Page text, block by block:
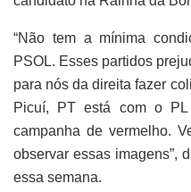
“Não tem a mínima
PSOL. Esses partidos
para nós da direita fazer
Picuí, PT está com o
campanha de vermelho.
observar essas imagens”,
essa semana.